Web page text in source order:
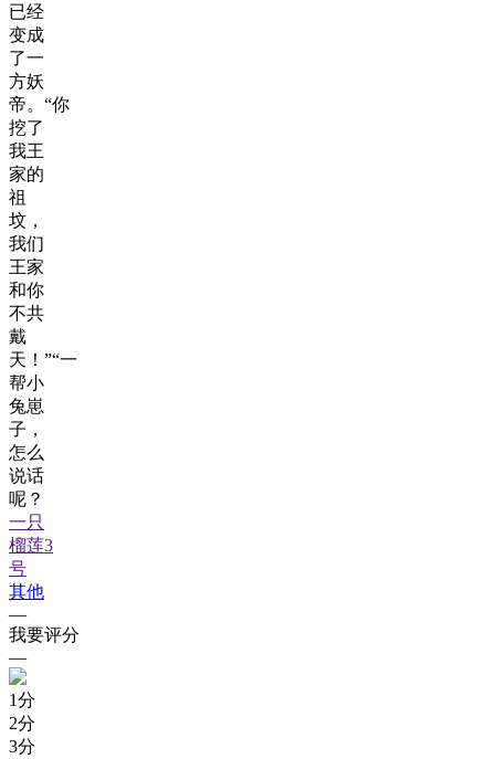
已经
变成
了一
方妖
帝。“你
挖了
我王
家的
祖
坟，
我们
王家
和你
不共
戴
天！”“一
帮小
兔崽
子，
怎么
说话
呢？
一只
榴莲3
号
其他
—
我要评分
—
1分
2分
3分